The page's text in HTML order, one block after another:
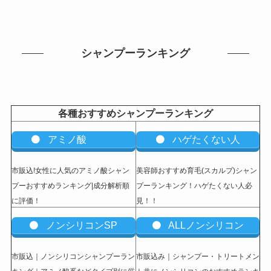
シャンプーランキング
各種おすすめシャンプーランキング
アミノ酸
市販込!女性に人気のアミノ酸シャン
プーおすすめランキング|成分解析順
に評価！
ハゲたくない人
美容師おすすめ育毛(スカルプ)シャン
プーランキング！ハゲたくない人必
見！！
ノンシリコンSP
市販込｜ノンシリコンシャンプーラン
ALLノンシリコン
市販込み｜シャンプー・トリートメン